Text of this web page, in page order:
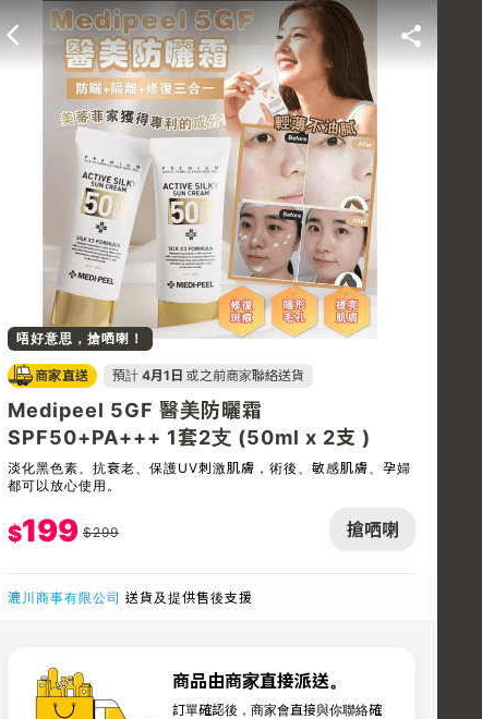
搶哂喇
唔好意思，搶哂喇！
商家直送 預計 4月1日 或之前商家聯絡送貨
Medipeel 5GF 醫美防曬霜
SPF50+PA+++ 1套2支 (50ml x 2支 )
淡化黑色素、抗衰老、保護UV刺激肌膚，術後、敏感肌膚、孕婦
都可以放心使用。
$199 $299
漉川商事有限公司 送貨及提供售後支援
商品由商家直接派送。
訂單確認後，商家會直接與你聯絡確